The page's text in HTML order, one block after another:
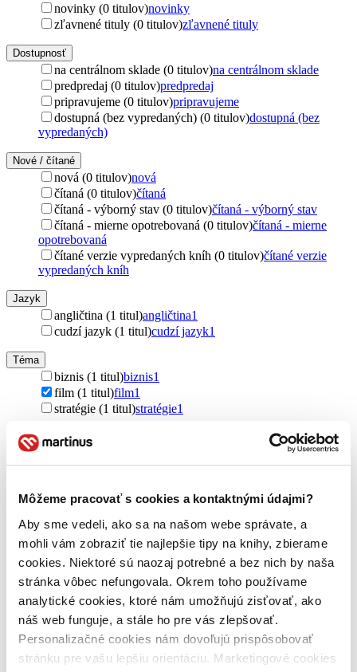
Môžeme pracovať s cookies a kontaktnými údajmi?
Aby sme vedeli, ako sa na našom webe správate, a
mohli vám zobraziť tie najlepšie tipy na knihy, zbierame
cookies. Niektoré sú naozaj potrebné a bez nich by naša
stránka vôbec nefungovala. Okrem toho používame
analytické cookies, ktoré nám umožňujú zisťovať, ako
náš web funguje, a stále ho pre vás zlepšovať.
Personalizačné cookies nám dovoľujú prispôsobovať
stránku pre vašu lepšiu orientáciu. Marketingové cookies
novinky (0 titulov)novinky
zľavnené tituly (0 titulov)zľavnené tituly
Dostupnosť
na centrálnom sklade (0 titulov)na centrálnom sklade
predpredaj (0 titulov)predpredaj
pripravujeme (0 titulov)pripravujeme
dostupná (bez vypredaných) (0 titulov)dostupná (bez
vypredaných)
Nové / čítané
nová (0 titulov)nová
čítaná (0 titulov)čítaná
čítaná - výborný stav (0 titulov)čítaná - výborný stav
čítaná - mierne opotrebovaná (0 titulov)čítaná - mierne
opotrebovaná
čítané verzie vypredaných kníh (0 titulov)čítané verzie
vypredaných kníh
Jazyk
angličtina (1 titul)angličtina1
cudzí jazyk (1 titul)cudzí jazyk1
Téma
biznis (1 titul)biznis1
film (1 titul)film1
stratégie (1 titul)stratégie1
Vydavateľstvo
E-kniha: EPUB (1 titul)E-kniha: EPUB1
(Adobe DRM)1
Zúžiť výber
Zoradiť
Bestsellery